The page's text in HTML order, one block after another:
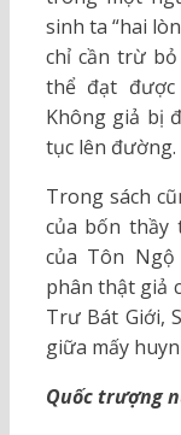
sinh ta “hai
chỉ cần trừ
thể đạt
Không giả bị
tục lên đường.
Trong sách
của bốn thầy
của Tôn
phân thật giả
Trư Bát Giới,
giữa mấy
Quốc trượng